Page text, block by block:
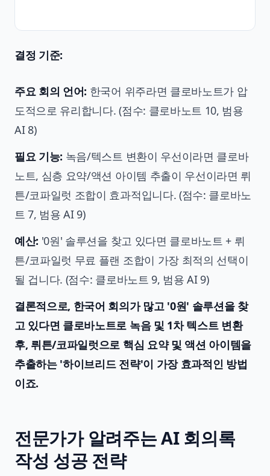
결정 기준:
주요 회의 언어: 한국어 위주라면 클로바노트가 압
도적으로 유리합니다. (점수: 클로바노트 10, 범용
AI 8)
필요 기능: 녹음/텍스트 변환이 우선이라면 클로바
노트, 심층 요약/액션 아이템 추출이 우선이라면 뤼
튼/코파일럿 조합이 효과적입니다. (점수: 클로바노
트 7, 범용 AI 9)
예산: '0원' 솔루션을 찾고 있다면 클로바노트 + 뤼
튼/코파일럿 무료 플랜 조합이 가장 최적의 선택이
될 겁니다. (점수: 클로바노트 9, 범용 AI 9)
결론적으로, 한국어 회의가 많고 '0원' 솔루션을 찾
고 있다면 클로바노트로 녹음 및 1차 텍스트 변환
후, 뤼튼/코파일럿으로 핵심 요약 및 액션 아이템을
추출하는 '하이브리드 전략'이 가장 효과적인 방법
이죠.
전문가가 알려주는 AI 회의록
작성 성공 전략